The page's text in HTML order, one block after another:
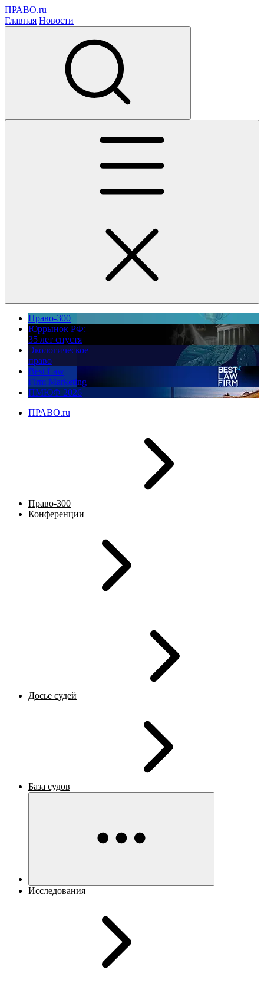
ПРАВО.ru
Главная Новости
Право-300
Юррынок РФ:
35 лет спустя
Экологическое
право
Best Law
Firm Marketing
ПМЮФ 2026
ПРАВО.ru
Право-300
Конференции
Досье судей
База судов
Исследования